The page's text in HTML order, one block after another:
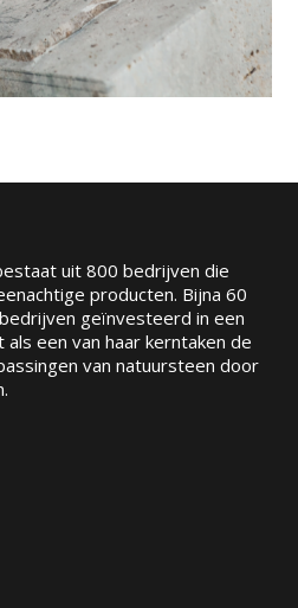
uit 800 bedrijven die
producten. Bijna 60
geïnvesteerd in een
een van haar kerntaken de
van natuursteen door